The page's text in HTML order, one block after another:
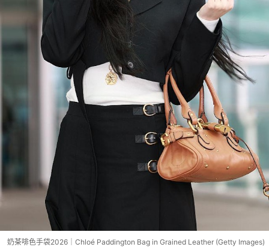
奶茶啡色手袋2026｜Chloé Paddington Bag in Grained Leather (Getty Images)